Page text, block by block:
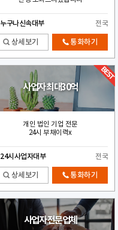
누구나신속대부 전국
상세보기 통화하기
사업자 최대30억
개인 법인 기업 전문
24시 부채이력x
24시사업자대부 전국
상세보기 통화하기
사업자 전문업체